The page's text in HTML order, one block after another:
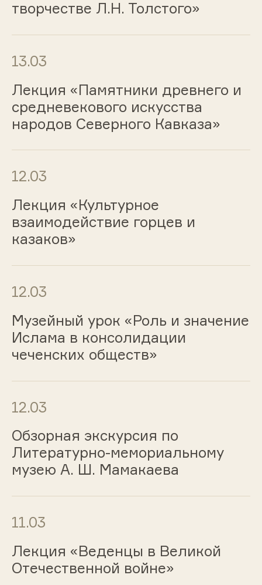
творчестве Л.Н. Толстого»
13.03
Лекция «Памятники древнего и
средневекового искусства
народов Северного Кавказа»
12.03
Лекция «Культурное
взаимодействие горцев и
казаков»
12.03
Музейный урок «Роль и значение
Ислама в консолидации
чеченских обществ»
12.03
Обзорная экскурсия по
Литературно-мемориальному
музею А. Ш. Мамакаева
11.03
Лекция «Веденцы в Великой
Отечественной войне»